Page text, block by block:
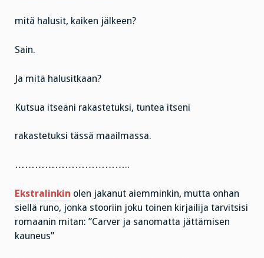
mitä halusit, kaiken jälkeen?
Sain.
Ja mitä halusitkaan?
Kutsua itseäni rakastetuksi, tuntea itseni
rakastetuksi tässä maailmassa.
……………………………..
Ekstralinkin olen jakanut aiemminkin, mutta onhan
siellä runo, jonka stooriin joku toinen kirjailija tarvitsisi
romaanin mitan: ”Carver ja sanomatta jättämisen
kauneus”